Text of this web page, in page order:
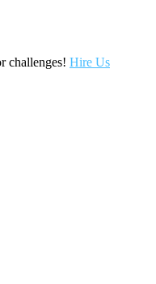
challenges! Hire Us